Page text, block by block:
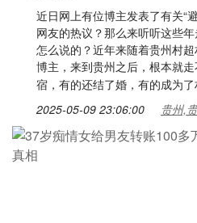
近日网上有位博主发表了有关“
网友的热议？那么来听听这些
怎么说的？近年来随着贵州村
博主，来到贵州之后，根本就
宿，有的还结了婚，有的成为
2025-05-09 23:06:00 贵州,